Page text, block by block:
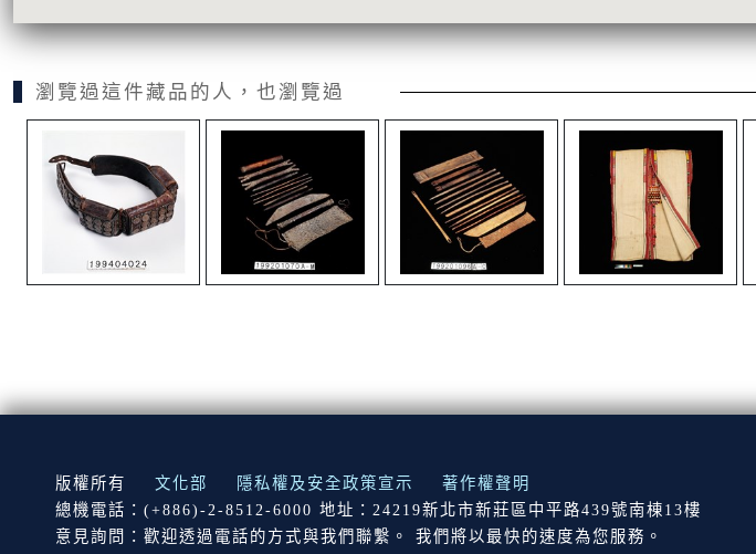
瀏覽過這件藏品的人，也瀏覽過
:::
版權所有 文化部 隱私權及安全政策宣示
著作權聲明
總機電話：(+886)-2-8512-6000 地址：24219新北市新莊區中平路439號南棟13樓
意見詢問：歡迎透過電話的方式與我們聯繫。 我們將以最快的速度為您服務。